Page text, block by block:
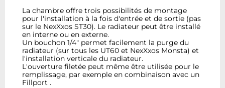
La chambre offre trois possibilités de montage
pour l'installation à la fois d'entrée et de sortie (pas
sur le NexXxos ST30). Le radiateur peut être installé
en interne ou en externe.
Un bouchon 1/4" permet facilement la purge du
radiateur (sur tous les UT60 et NexXxos Monsta) et
l'installation verticale du radiateur.
L'ouverture filetée peut même être utilisée pour le
remplissage, par exemple en combinaison avec un
Fillport .